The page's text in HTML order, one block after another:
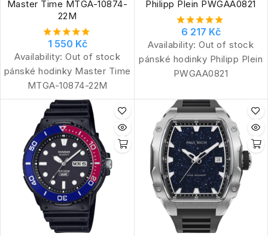
Master Time MTGA-10874-
22M
1 550 Kč
Availability: Out of stock
pánské hodinky Master Time
MTGA-10874-22M
Philipp Plein PWGAA0821
6 217 Kč
Availability: Out of stock
pánské hodinky Philipp Plein
PWGAA0821